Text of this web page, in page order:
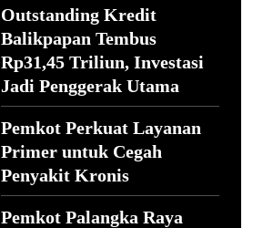
Outstanding Kredit
Balikpapan Tembus
Rp31,45 Triliun, Investasi
Jadi Penggerak Utama
Pemkot Perkuat Layanan
Primer untuk Cegah
Penyakit Kronis
Pemkot Palangka Raya